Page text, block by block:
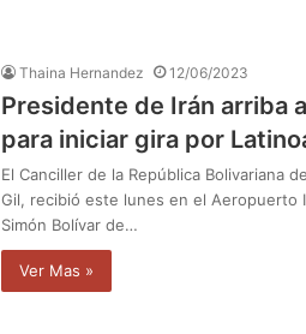
Thaina Hernandez 12/06/2023
Presidente de Irán arriba
para iniciar gira por
El Canciller de la República Bolivariana
Gil, recibió este lunes en el Aeropuerto
Simón Bolívar de…
Ver Mas »